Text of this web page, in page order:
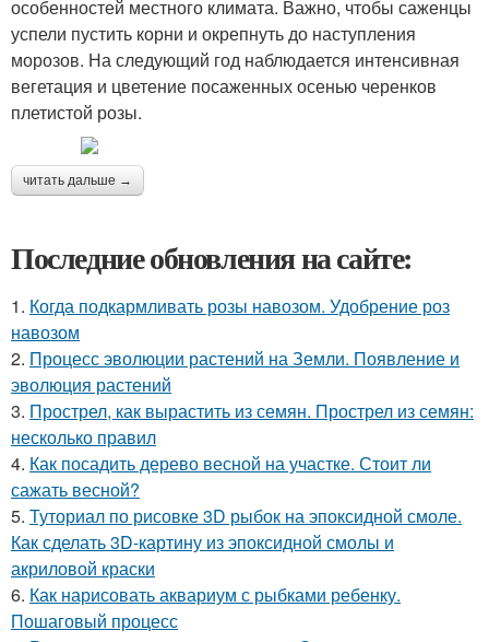
особенностей местного климата. Важно, чтобы саженцы
успели пустить корни и окрепнуть до наступления
морозов. На следующий год наблюдается интенсивная
вегетация и цветение посаженных осенью черенков
плетистой розы.
читать дальше →
Последние обновления на сайте:
1. Когда подкармливать розы навозом. Удобрение роз
навозом
2. Процесс эволюции растений на Земли. Появление и
эволюция растений
3. Прострел, как вырастить из семян. Прострел из семян:
несколько правил
4. Как посадить дерево весной на участке. Стоит ли
сажать весной?
5. Туториал по рисовке 3D рыбок на эпоксидной смоле.
Как сделать 3D-картину из эпоксидной смолы и
акриловой краски
6. Как нарисовать аквариум с рыбками ребенку.
Пошаговый процесс